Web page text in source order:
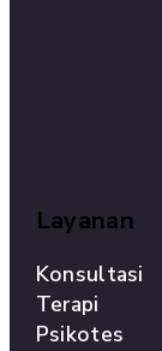
Layanan
Konsultasi
Terapi
Psikotes